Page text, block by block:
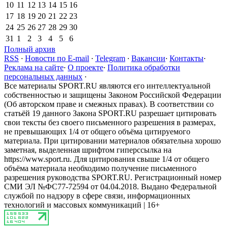
10 11 12 13 14 15 16
17 18 19 20 21 22 23
24 25 26 27 28 29 30
31 1 2 3 4 5
6
Полный архив
RSS · Новости по E-mail · Telegram · Вакансии· Контакты·
Реклама на сайте· О проекте· Политика обработки
персональных данных ·
Все материалы SPORT.RU являются его интеллектуальной
собственностью и защищены Законом Российской Федерации
(Об авторском праве и смежных правах). В соответствии со
статьёй 19 данного Закона SPORT.RU разрешает цитировать
свои тексты без своего письменного разрешения в размерах,
не превышающих 1/4 от общего объёма цитируемого
материала. При цитировании материалов обязательна хорошо
заметная, выделенная шрифтом гиперссылка на
https://www.sport.ru. Для цитирования свыше 1/4 от общего
объёма материала необходимо получение письменного
разрешения руководства SPORT.RU. Регистрационный номер
СМИ ЭЛ №ФС77-72594 от 04.04.2018. Выдано Федеральной
службой по надзору в сфере связи, информационных
технологий и массовых коммуникаций | 16+